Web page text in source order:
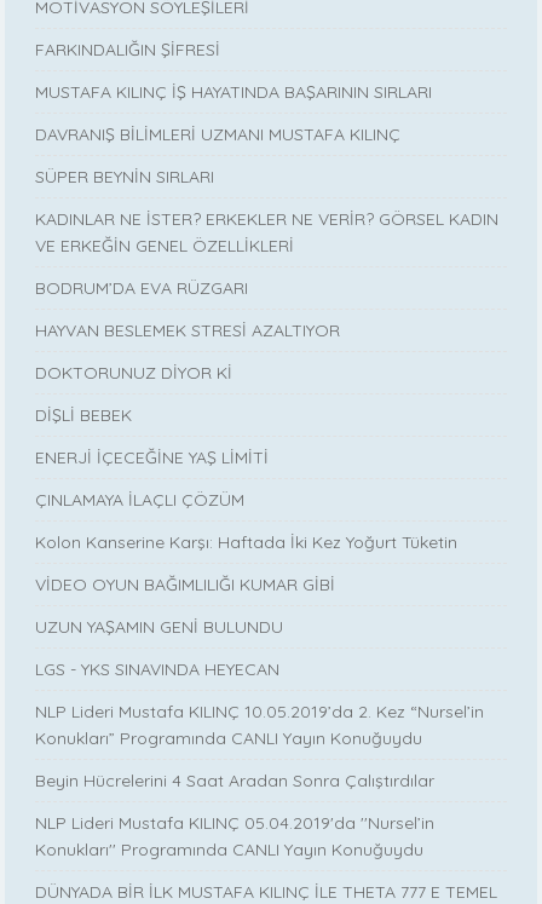
MOTİVASYON SÖYLEŞİLERİ
FARKINDALIĞIN ŞİFRESİ
MUSTAFA KILINÇ İŞ HAYATINDA BAŞARININ SIRLARI
DAVRANIŞ BİLİMLERİ UZMANI MUSTAFA KILINÇ
SÜPER BEYNİN SIRLARI
KADINLAR NE İSTER? ERKEKLER NE VERİR? GÖRSEL KADIN
VE ERKEĞİN GENEL ÖZELLİKLERİ
BODRUM’DA EVA RÜZGARI
HAYVAN BESLEMEK STRESİ AZALTIYOR
DOKTORUNUZ DİYOR Kİ
DİŞLİ BEBEK
ENERJİ İÇECEĞİNE YAŞ LİMİTİ
ÇINLAMAYA İLAÇLI ÇÖZÜM
Kolon Kanserine Karşı: Haftada İki Kez Yoğurt Tüketin
VİDEO OYUN BAĞIMLILIĞI KUMAR GİBİ
UZUN YAŞAMIN GENİ BULUNDU
LGS - YKS SINAVINDA HEYECAN
NLP Lideri Mustafa KILINÇ 10.05.2019’da 2. Kez “Nursel’in
Konukları” Programında CANLI Yayın Konuğuydu
Beyin Hücrelerini 4 Saat Aradan Sonra Çalıştırdılar
NLP Lideri Mustafa KILINÇ 05.04.2019'da ''Nursel’in
Konukları'' Programında CANLI Yayın Konuğuydu
DÜNYADA BİR İLK MUSTAFA KILINÇ İLE THETA 777 E TEMEL